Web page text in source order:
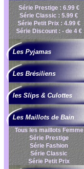
Série Prestige : 6.99 €
Série Classic : 5.99 €
Série Petit Prix : 4.99 €
Série Discount : - de 4 €
Les Pyjamas
Les Brésiliens
les Slips & Culottes
Les Maillots de Bain
Tous les maillots Femme
Série Prestige
Série Fashion
Série Classic
Série Petit Prix